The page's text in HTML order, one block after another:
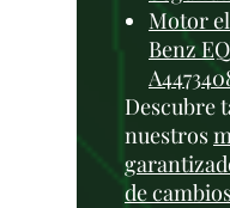
Motor
Benz
Descubre
nuestros
de